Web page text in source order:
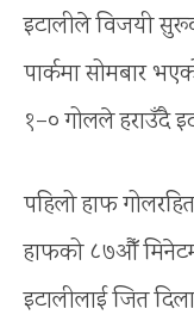
इटालीले विजयी
पार्कमा सोमबार
१–० गोलले हराउँदै
पहिलो हाफ
हाफको ८७औँ
इटालीलाई जित